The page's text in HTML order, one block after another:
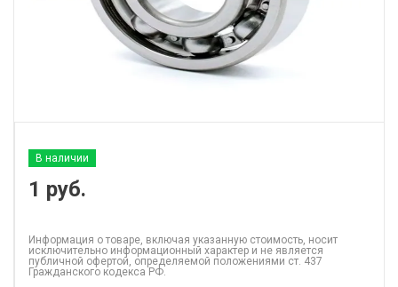
В наличии
1 руб.
Информация о товаре, включая указанную стоимость, носит
исключительно информационный характер и не является
публичной офертой, определяемой положениями ст. 437
Гражданского кодекса РФ.